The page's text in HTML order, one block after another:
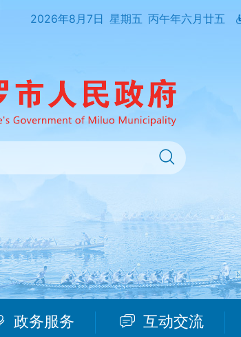
2026年8月7日 星期五 丙午年六月廿五
政务服务 互动交流